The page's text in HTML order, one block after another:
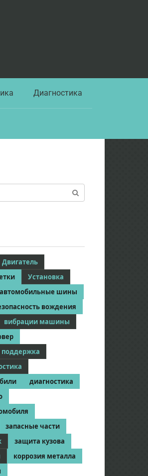
Диагностика
Двигатель
Установка
автомобильные шины
вождения
вибрации машины
поддержка
диагностика
запасные части
защита кузова
коррозия металла